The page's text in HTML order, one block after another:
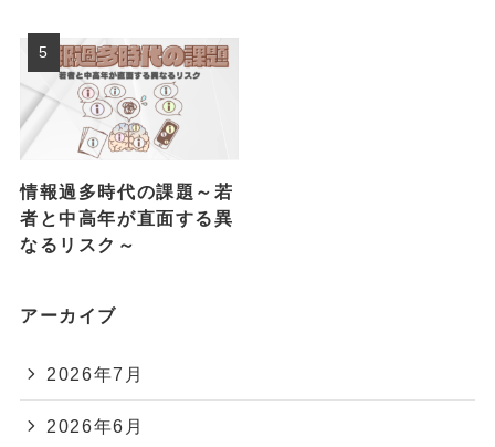
情報過多時代の課題～若
者と中高年が直面する異
なるリスク～
アーカイブ
2026年7月
2026年6月